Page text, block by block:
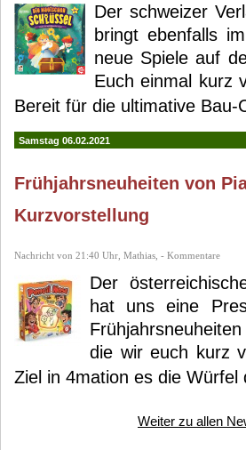
Der schweizer
bringt ebenfalls
neue Spiele auf
Euch einmal kurz
Bereit für die ultimative Bau-
Samstag 06.02.2021
Frühjahrsneuheiten von
Kurzvorstellung
Nachricht von 21:40 Uhr, Mathias, - Kommentare
Der
hat uns eine
die wir euch kurz
Ziel in 4mation es die Würfel
Weiter zu allen